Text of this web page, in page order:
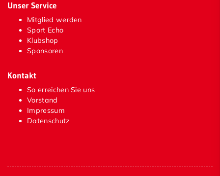
Unser Service
Mitglied werden
Sport Echo
Klubshop
Sponsoren
Kontakt
So erreichen Sie uns
Vorstand
Impressum
Datenschutz